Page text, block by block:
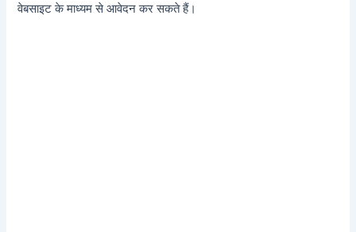
वेबसाइट के माध्यम से आवेदन कर सकते हैं।